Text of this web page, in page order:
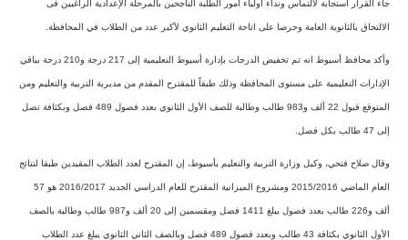
جاء القرار استجابة لالتماس ونداء أولياء أمور الطلبة الناجحين بالمرحلة الإعدادية الراغبين فى
الالتحاق بالثانوية العامة وحرصا على اتاحة التعليم الثانوي لأكبر عدد من الطلاب في المحافظة.
وأكد محافظ أسيوط انه تم تخفيض الدرجات بإدارة أسيوط التعليمية إلى 217 درجة و210 درجة بباقي
الإدارات التعليمية على مستوى المحافظة وذلك طبقاً للمقترح المقدم من مديرية التربية والتعليم ومن
المتوقع قبول 22 ألف و983 طالب وطالبة للصف الأول الثانوي بعدد فصول 489 فصل وبكثافة تصل
إلى 47 طالب بكل فصل.
وقال صلاح فتحي، وكيل وزارة التربية والتعليم بأسيوط، إن المقترح لعدد الطلاب المقيدين طبقا لنتائج
العام الماضي 2015/2016 ومشروع الميزانية المقترح للعام الدراسي الجديد 2016/2017 هو 57
ألف و226 طالب بعدد فصول يبلغ 1411 فصل ومقسمين إلى 20 ألف و987 طالب وطالبة بالصف
الأول الثانوي بكثافة 43 طالب وبعدد فصول 489 فصل وبالصف الثاني الثانوي يبلغ عدد الطلاب